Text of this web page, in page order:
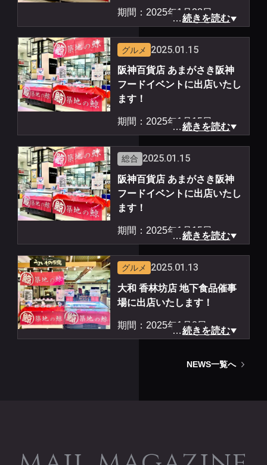
ャーキー、冷凍品
pt.co.jp/kuzuha-mall/
メルマガ登録はこちらから！
https://tsuku2.jp/tsukiji
期間：2025年1月23日
（木）〜1月29日（水）
場所：大阪府枚方市 京阪百
貨店 くずはモール店 食品催
事場
時間：10時〜20時まで営業
ャーキー、冷凍品
pt.co.jp/kuzuha-mall/
メルマガ登録はこちらから！
https://tsuku2.jp/tsukiji
… 続きを読む
グルメ
2025.01.15
阪神百貨店 あまがさき阪神
フードイベントに出店いたし
ます！
期間：2025年1月15日
（水）〜1月21日（火）
場所：兵庫県尼崎市 阪神百
貨店 あまがさき阪神 フード
イベント
時間：10時〜20時まで営業
場）
品
ＨＰ: https://www.hanshin-de
pt.jp/dept/d_amagasaki.html
…続きを読む
総合 2025.01.15
阪神百貨店 あまがさき阪神
フードイベントに出店いたし
ます！
期間：2025年1月15日
（水）〜1月21日（火）
場所：兵庫県尼崎市 阪神百
イベント
時間：10時〜20時まで営業
（最終日14日は19時30分閉
場）
商品：鯨カツ、立田揚、冷凍
…続きを読む
グルメ
2025.01.13
大和 香林坊店 地下食品催事
場に出店いたします！
期間：2025年1月8日
（水）〜1月13日（月）
co.jp/kohrinbo/
…続きを読む
NEWS一覧へ